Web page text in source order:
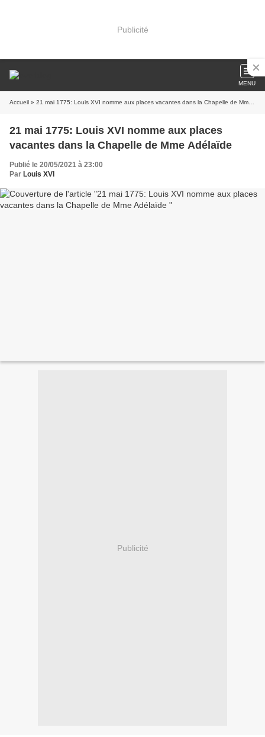
Publicité
MENU
Accueil » 21 mai 1775: Louis XVI nomme aux places vacantes dans la Chapelle de Mme Adélaïde
21 mai 1775: Louis XVI nomme aux places
vacantes dans la Chapelle de Mme Adélaïde
Publié le 20/05/2021 à 23:00
Par Louis XVI
Publicité